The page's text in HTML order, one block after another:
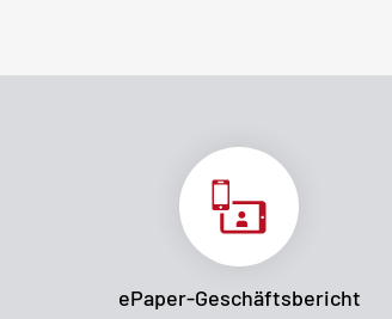
ePaper-Geschäftsbericht